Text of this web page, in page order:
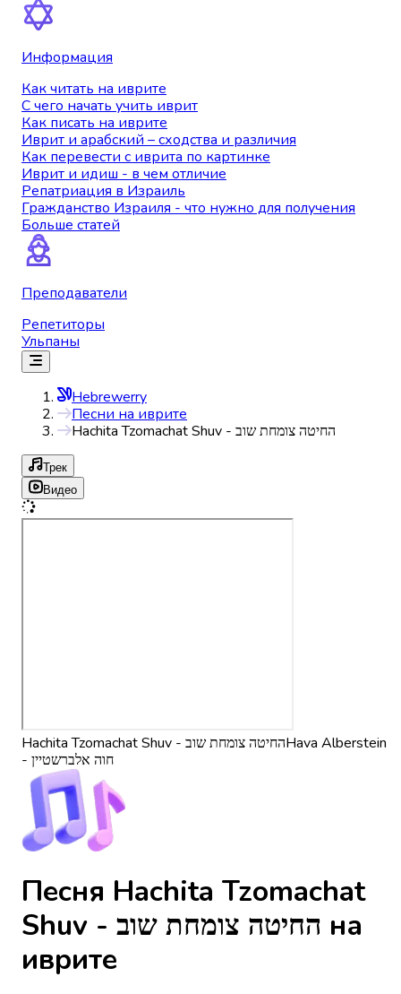
Информация
Как читать на иврите
С чего начать учить иврит
Как писать на иврите
Иврит и арабский – сходства и различия
Как перевести с иврита по картинке
Иврит и идиш - в чем отличие
Репатриация в Израиль
Гражданство Израиля - что нужно для получения
Больше статей
Преподаватели
Репетиторы
Ульпаны
Hebrewerry
Песни на иврите
Hachita Tzomachat Shuv - החיטה צומחת שוב
Трек
Видео
Hachita Tzomachat Shuv - החיטה צומחת שובHava Alberstein
- חוה אלברשטיין
Песня Hachita Tzomachat
Shuv - החיטה צומחת שוב на
иврите